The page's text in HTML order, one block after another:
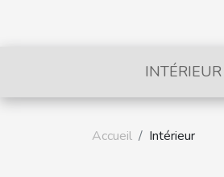
INTÉRIEUR
Accueil Intérieur